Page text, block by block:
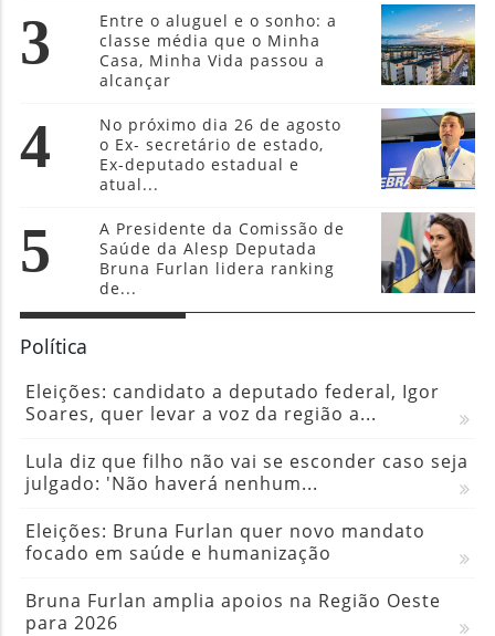
3
Entre o aluguel e o sonho: a
classe média que o Minha
Casa, Minha Vida passou a
alcançar
4
No próximo dia 26 de agosto
o Ex- secretário de estado,
Ex-deputado estadual e
atual...
5
A Presidente da Comissão de
Saúde da Alesp Deputada
Bruna Furlan lidera ranking
de...
Política
Eleições: candidato a deputado federal, Igor
Soares, quer levar a voz da região a...
Lula diz que filho não vai se esconder caso seja
julgado: 'Não haverá nenhum...
Eleições: Bruna Furlan quer novo mandato
focado em saúde e humanização
Bruna Furlan amplia apoios na Região Oeste
para 2026